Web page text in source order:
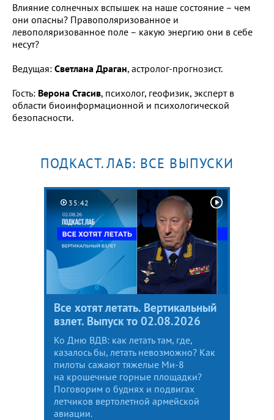
Влияние солнечных вспышек на наше состояние – чем
они опасны? Правополяризованное и
левополяризованное поле – какую энергию они в себе
несут?
Ведущая: Светлана Драган, астролог-прогнозист.
Гость: Верона Стасив, психолог, геофизик, эксперт в
области биоинформационной и психологической
безопасности.
ПОДКАСТ.ЛАБ: ВСЕ ВЫПУСКИ
35:42
Все хотят летать. Вертикальный
взлет. Выпуск то 02.08.2026
Ко Дню ВДВ: как летать там, где,
казалось бы, летать невозможно? Как
пилоты сажают тяжелые Ми-8
на крошечные горные площадки?
Поговорим о буднях и подвигах
летчиков вертолетной армейской
авиации.